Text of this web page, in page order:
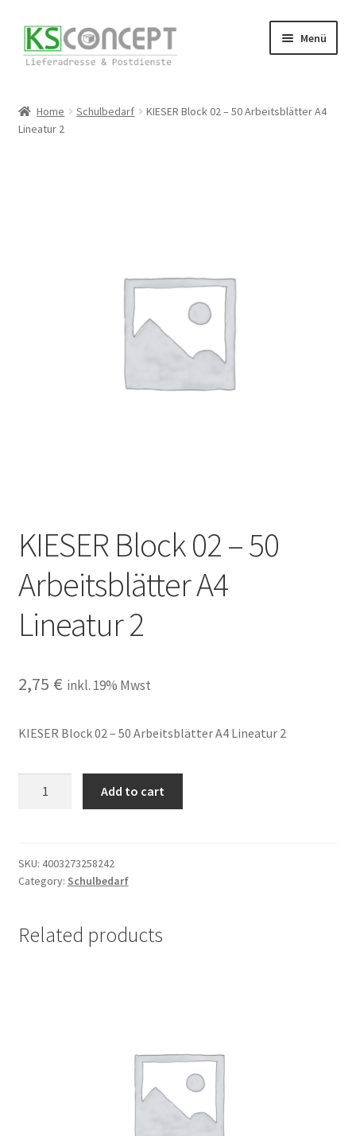
Zur
Navigation
springen
Zum
Inhalt
springen
Menü
Cookie-Richtlinie (EU)
Warenkorb
Widerrufsbelehrung
Home Schulbedarf
KIESER Block 02 – 50 Arbeitsblätter A4
Lineatur 2
KIESER Block 02 – 50
Arbeitsblätter A4
Lineatur 2
2,75 € inkl. 19% Mwst
KIESER Block 02 – 50 Arbeitsblätter A4 Lineatur 2
50
Arbeitsblätter
2
Add to cart
SKU: 4003273258242
Category: Schulbedarf
Related products